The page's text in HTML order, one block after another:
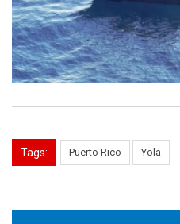
Tags: Puerto Rico Yola